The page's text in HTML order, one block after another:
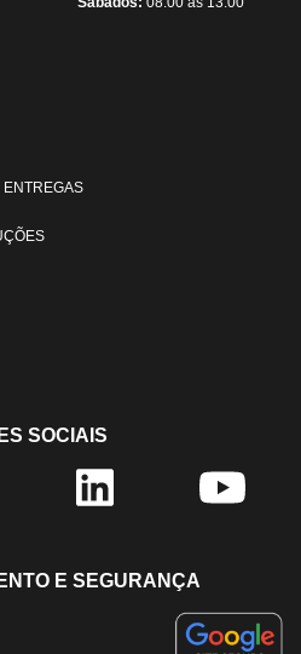
ENTREGAS
SOCIAIS
E SEGURANÇA